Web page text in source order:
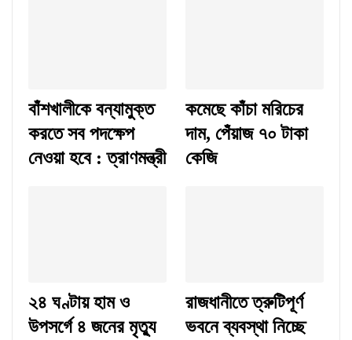
বাঁশখালীকে বন্যামুক্ত
করতে সব পদক্ষেপ
নেওয়া হবে : ত্রাণমন্ত্রী
কমেছে কাঁচা মরিচের
দাম, পেঁয়াজ ৭০ টাকা
কেজি
২৪ ঘণ্টায় হাম ও
উপসর্গে ৪ জনের মৃত্যু
রাজধানীতে ত্রুটিপূর্ণ
ভবনে ব্যবস্থা নিচ্ছে